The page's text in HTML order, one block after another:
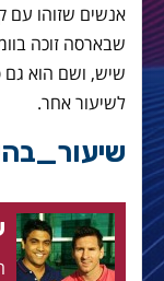
אנשים שזוהו עם
שבארסה זוכה
שיש, ושם הוא גם
לשיעור אחר.